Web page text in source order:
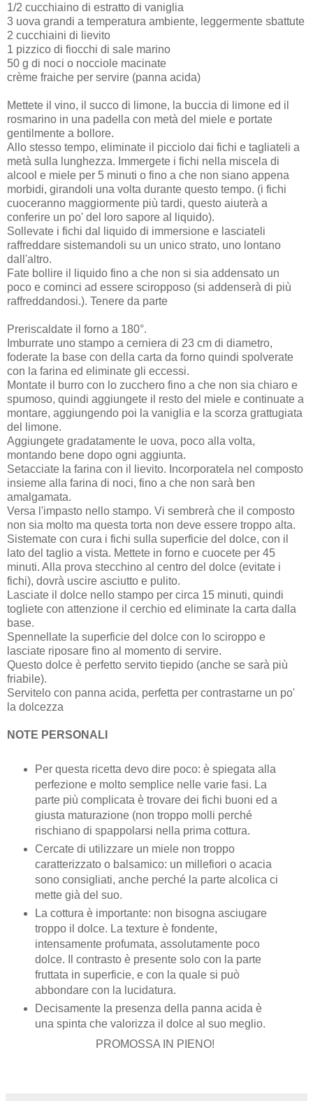
1/2 cucchiaino di estratto di vaniglia
3 uova grandi a temperatura ambiente, leggermente sbattute
2 cucchiaini di lievito
1 pizzico di fiocchi di sale marino
50 g di noci o nocciole macinate
crème fraiche per servire (panna acida)
Mettete il vino, il succo di limone, la buccia di limone ed il
rosmarino in una padella con metà del miele e portate
gentilmente a bollore.
Allo stesso tempo, eliminate il picciolo dai fichi e tagliateli a
metà sulla lunghezza. Immergete i fichi nella miscela di
alcool e miele per 5 minuti o fino a che non siano appena
morbidi, girandoli una volta durante questo tempo. (i fichi
cuoceranno maggiormente più tardi, questo aiuterà a
conferire un po' del loro sapore al liquido).
Sollevate i fichi dal liquido di immersione e lasciateli
raffreddare sistemandoli su un unico strato, uno lontano
dall'altro.
Fate bollire il liquido fino a che non si sia addensato un
poco e cominci ad essere sciropposo (si addenserà di più
raffreddandosi.). Tenere da parte
Preriscaldate il forno a 180°.
Imburrate uno stampo a cerniera di 23 cm di diametro,
foderate la base con della carta da forno quindi spolverate
con la farina ed eliminate gli eccessi.
Montate il burro con lo zucchero fino a che non sia chiaro e
spumoso, quindi aggiungete il resto del miele e continuate a
montare, aggiungendo poi la vaniglia e la scorza grattugiata
del limone.
Aggiungete gradatamente le uova, poco alla volta,
montando bene dopo ogni aggiunta.
Setacciate la farina con il lievito. Incorporatela nel composto
insieme alla farina di noci, fino a che non sarà ben
amalgamata.
Versa l'impasto nello stampo. Vi sembrerà che il composto
non sia molto ma questa torta non deve essere troppo alta.
Sistemate con cura i fichi sulla superficie del dolce, con il
lato del taglio a vista. Mettete in forno e cuocete per 45
minuti. Alla prova stecchino al centro del dolce (evitate i
fichi), dovrà uscire asciutto e pulito.
Lasciate il dolce nello stampo per circa 15 minuti, quindi
togliete con attenzione il cerchio ed eliminate la carta dalla
base.
Spennellate la superficie del dolce con lo sciroppo e
lasciate riposare fino al momento di servire.
Questo dolce è perfetto servito tiepido (anche se sarà più
friabile).
Servitelo con panna acida, perfetta per contrastarne un po'
la dolcezza
NOTE PERSONALI
Per questa ricetta devo dire poco: è spiegata alla
perfezione e molto semplice nelle varie fasi. La
parte più complicata è trovare dei fichi buoni ed a
giusta maturazione (non troppo molli perché
rischiano di spappolarsi nella prima cottura.
Cercate di utilizzare un miele non troppo
caratterizzato o balsamico: un millefiori o acacia
sono consigliati, anche perché la parte alcolica ci
mette già del suo.
La cottura è importante: non bisogna asciugare
troppo il dolce. La texture è fondente,
intensamente profumata, assolutamente poco
dolce. Il contrasto è presente solo con la parte
fruttata in superficie, e con la quale si può
abbondare con la lucidatura.
Decisamente la presenza della panna acida è
una spinta che valorizza il dolce al suo meglio.
PROMOSSA IN PIENO!